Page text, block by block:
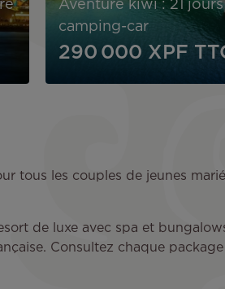
Aventure kiwi : 21
camping-car
290 000 XPF
tous les couples de jeunes
de luxe avec spa et
Consultez chaque